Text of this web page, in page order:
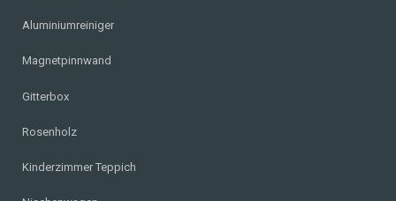
Aluminiumreiniger
Magnetpinnwand
Gitterbox
Rosenholz
Kinderzimmer Teppich